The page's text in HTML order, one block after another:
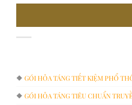
🔶 GÓI HỎA TÁNG TIẾT KIỆM PHỔ
🔶 GÓI HỎA TÁNG TIÊU CHUẨN